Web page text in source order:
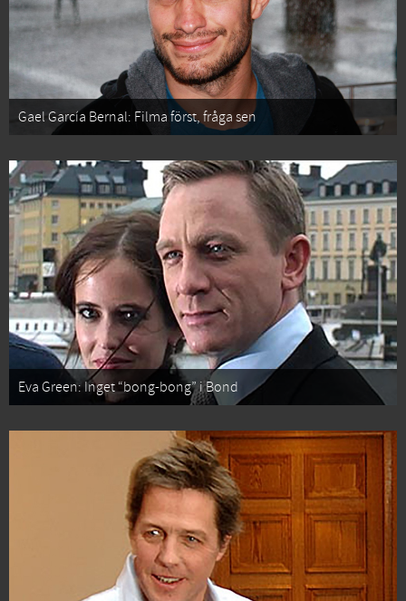
Gael García Bernal: Filma först, fråga sen
Eva Green: Inget “bong-bong” i Bond